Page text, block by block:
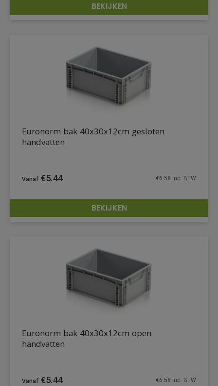
DETAILS
BEKIJKEN
DETAILS
Euronorm bak 40x30x12cm gesloten
handvatten
€5.44 €6.58 inc. BTW
BEKIJKEN
Euronorm bak 40x30x12cm open
handvatten
€5.44 €6.58 inc. BTW